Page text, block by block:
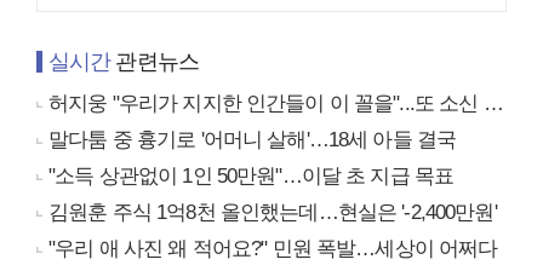
실시간관련뉴스
허지웅 "우리가 지지한 인간들이 이 꼴을"...또 소신 발언
말다툼 중 흉기로 '어머니 살해'…18세 아들 결국
"소득 상관없이 1인 50만원"…이달 초 지급 목표
김원훈 주식 1억8천 올인했는데…현실은 '-2,400만원'
"우리 애 사진 왜 적어요?" 민원 폭발…세상이 어쩌다